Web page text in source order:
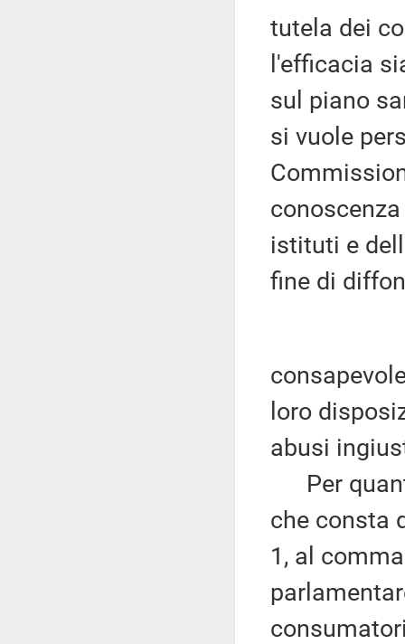
tutela dei
l'efficacia
sul piano
si vuole
istituti e
fine di
loro
abusi
Per
che consta
1, al